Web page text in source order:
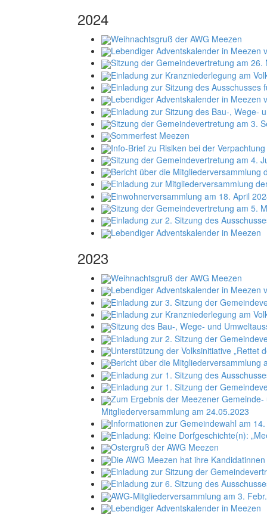
2024
Weihnachtsgruß der AWG Meezen
Lebendiger Adventskalender in Meezen
Sitzung der Gemeindevertretung am 26.
Einladung zur Kranzniederlegung am
Einladung zur Sitzung des
Lebendiger Adventskalender in Meezen
Einladung zur Sitzung des Bau-, Wege-
Sitzung der Gemeindevertretung am 3.
Sommerfest Meezen
Info-Brief zu Risiken bei der
Sitzung der Gemeindevertretung am 4.
Bericht über die Mitgliederversammlung
Einladung zur Mitgliederversammlung
Einwohnerversammlung am 18. April
Sitzung der Gemeindevertretung am 5.
Einladung zur 2. Sitzung des
Lebendiger Adventskalender in Meezen
2023
Weihnachtsgruß der AWG Meezen
Lebendiger Adventskalender in Meezen
Einladung zur 3. Sitzung der
Einladung zur Kranzniederlegung am
Sitzung des Bau-, Wege- und
Einladung zur 2. Sitzung der
Unterstützung der Volksinitiative „Rettet
Bericht über die Mitgliederversammlung
Einladung zur 1. Sitzung des
Einladung zur 1. Sitzung der
Zum Ergebnis der Meezener
Mitgliederversammlung am 24.05.2023
Informationen zur Gemeindewahl am
Einladung: Kleine Dorfgeschichte(n):
Ostergruß der AWG Meezen
Die AWG Meezen hat ihre
Einladung zur Sitzung der
Einladung zur 6. Sitzung des
AWG-Mitgliederversammlung am 3.
Lebendiger Adventskalender in Meezen